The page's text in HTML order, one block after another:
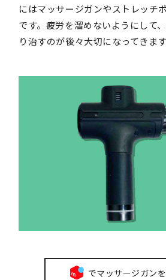
にはマッサージガンやストレッチ
です。疲労を溜めないようにして
り治すのが後々大切になってきます
でマッサージガン